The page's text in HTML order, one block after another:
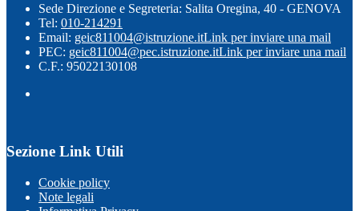
Sede Direzione e Segreteria: Salita Oregina, 40 - GENOVA
Tel: 010-214291
Email: geic811004@istruzione.itLink per inviare una mail
PEC: geic811004@pec.istruzione.itLink per inviare una mail
C.F.: 95022130108
Sezione Link Utili
Cookie policy
Note legali